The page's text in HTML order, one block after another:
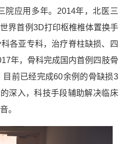
院应用多年。2014年，北医三
界首例3D打印枢椎椎体置换手
各亚专科，治疗脊柱缺损、四
年，骨科完成国内首例四肢骨
前已经完成60余例的骨缺损3
深入，科技手段辅助解决临床
。